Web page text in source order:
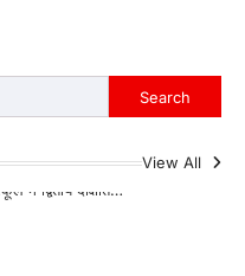
Search
View All
कॉलेज एंड नर्सिंग स्कूल का
समारोह भव्यता के साथ संपन्न*
बांदा। बांदा पैरामेडिकल
में द्वितीय दीक्षांत…